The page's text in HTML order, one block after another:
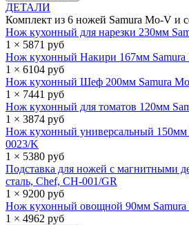
ДЕТАЛИ
Комплект из 6 ножей Samura Mo-V и
Нож кухонный для нарезки 230мм
1 × 5871 руб
Нож кухонный Накири 167мм Samura
1 × 6104 руб
Нож кухонный Шеф 200мм Samura
1 × 7441 руб
Нож кухонный для томатов 120мм
1 × 3874 руб
Нож кухонный универсальный 150мм
0023/K
1 × 5380 руб
Подставка для ножей с магнитными
сталь, Chef, CH-001/GR
1 × 9200 руб
Нож кухонный овощной 90мм
1 × 4962 руб